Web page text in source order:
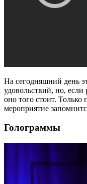
На сегодняшний день
удовольствий, но, если
оно того стоит. Только
мероприятие
Голограммы